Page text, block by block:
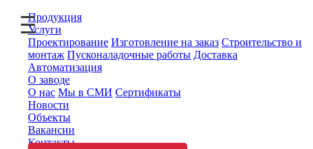
Продукция
Услуги
Проектирование Изготовление на заказ Строительство и
монтаж Пусконаладочные работы Доставка
Автоматизация
О заводе
О нас Мы в СМИ Сертификаты
Новости
Объекты
Вакансии
Контакты